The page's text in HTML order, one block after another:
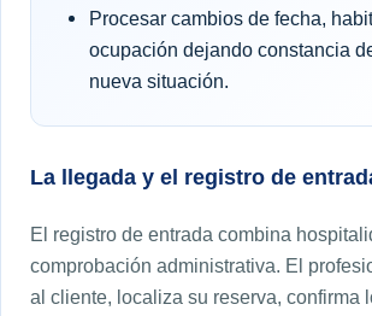
Procesar cambios de fecha,
ocupación dejando constancia
nueva situación.
La llegada y el registro de
El registro de entrada combina
comprobación administrativa. El
al cliente, localiza su reserva, confirma